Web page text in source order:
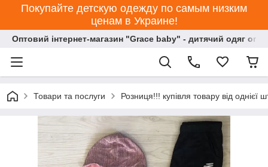
Покупайте детскую одежду по самым низким
ценам в Украине!
Оптовий інтернет-магазин "Grace baby" - дитячий одяг
Товари та послуги Розниця!!! купівля товару від однієї